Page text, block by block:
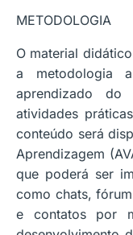
METODOLOGIA
O material
a metodologia
aprendizado do
atividades
conteúdo será
Aprendizagem
que poderá ser
como chats,
e contatos por